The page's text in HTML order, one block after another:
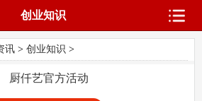
创业知识
讯> 创业知识 >